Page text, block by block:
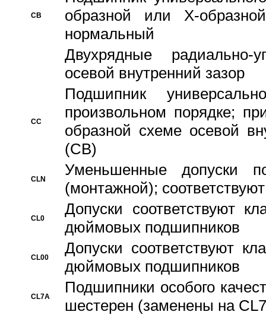
CB
образной или Х-
нормальный
Двухрядные радиально-
осевой внутренний зазор
CC
Подшипник
произвольном порядке;
образной схеме осевой
(CB)
CLN
Уменьшенные
(монтажной);
CL0
Допуски соответствуют
дюймовых подшипников
CL00
Допуски соответствуют
дюймовых подшипников
CL7A
Подшипники особого
шестерен (заменены на